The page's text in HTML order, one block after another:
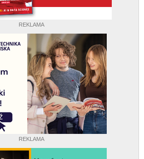
REKLAMA
REKLAMA